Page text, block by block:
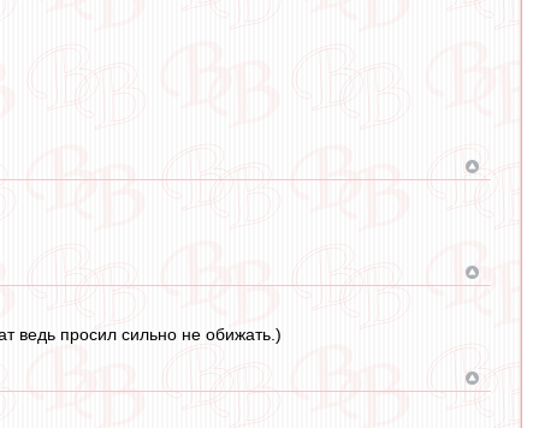
ведь просил сильно не обижать.)